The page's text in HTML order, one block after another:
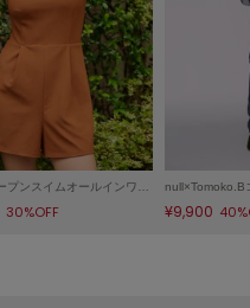
バックオープンスイムオールインワン/マシンウォッシャブル
30%OFF ¥9,900